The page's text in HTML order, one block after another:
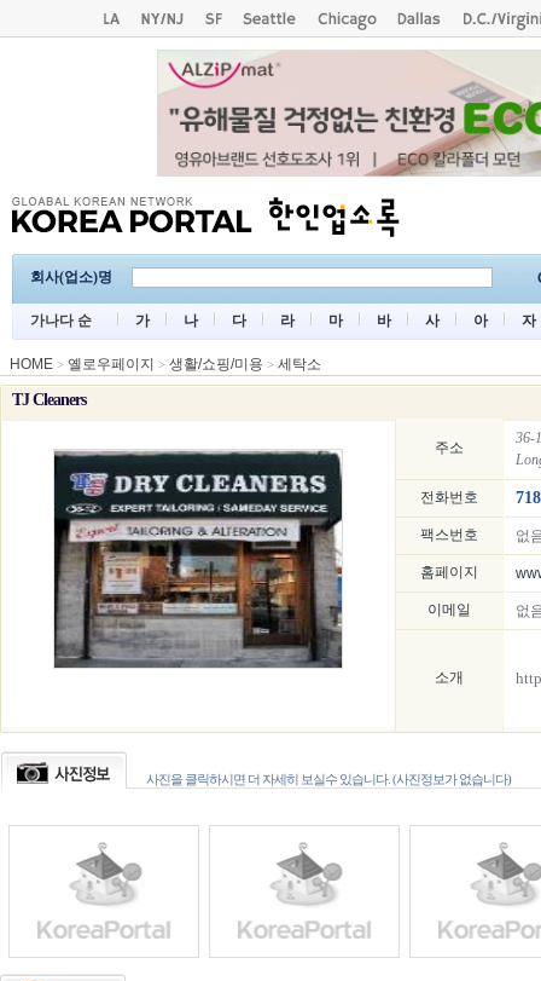
회사(업소)명
가나다 순 가 나 다 라 마 바 사 아 자
HOME > 옐로우페이지 > 생활/쇼핑/미용 > 세탁소
TJ Cleaners
주소
36-
전화번호
팩스번호 없
홈페이지
이메일 없
소개
사진을 클릭하시면 더 자세히 보실수 있습니다. (사진정보가 없습니다)